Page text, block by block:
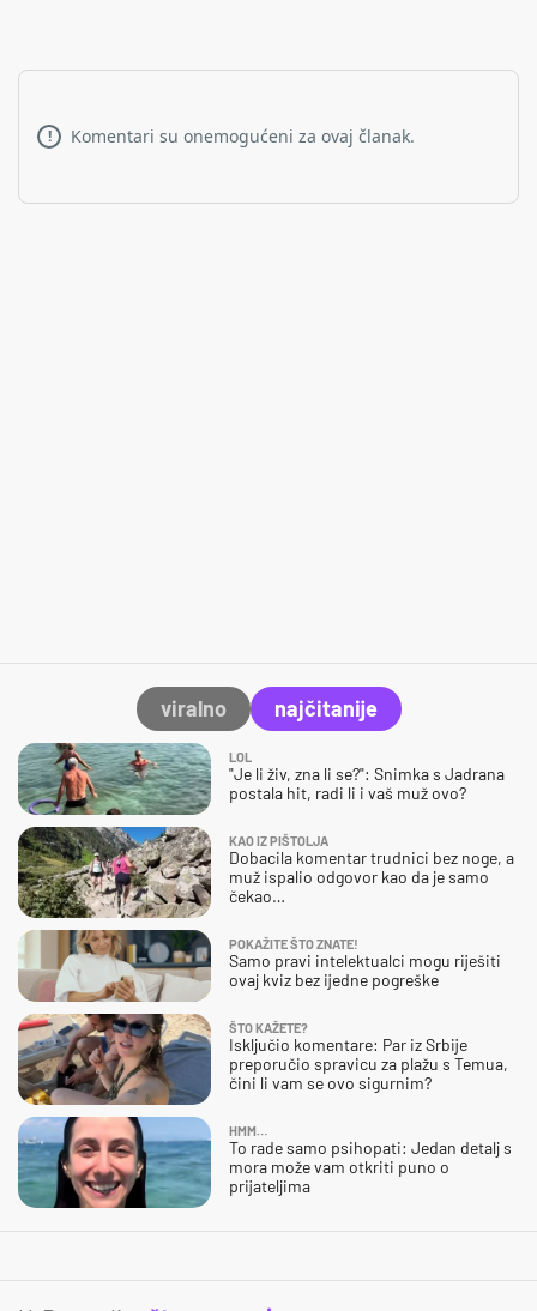
! Komentari su onemogućeni za ovaj članak.
viralno najčitanije
LOL
"Je li živ, zna li se?": Snimka s Jadrana
postala hit, radi li i vaš muž ovo?
KAO IZ PIŠTOLJA
Dobacila komentar trudnici bez noge, a
muž ispalio odgovor kao da je samo
čekao…
POKAŽITE ŠTO ZNATE!
Samo pravi intelektualci mogu riješiti
ovaj kviz bez ijedne pogreške
ŠTO KAŽETE?
Isključio komentare: Par iz Srbije
preporučio spravicu za plažu s Temua,
čini li vam se ovo sigurnim?
HMM…
To rade samo psihopati: Jedan detalj s
mora može vam otkriti puno o
prijateljima